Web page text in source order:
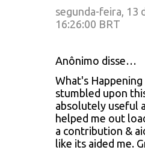
segunda-feira, 13
16:26:00 BRT
Anônimo disse…
What's
stumbled upon
absolutely useful
helped me out
a contribution &
like its aided me.